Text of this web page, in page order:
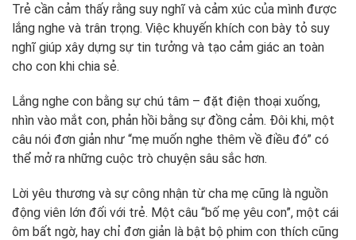
Trẻ cần cảm thấy rằng suy nghĩ và cảm xúc của mình được
lắng nghe và trân trọng. Việc khuyến khích con bày tỏ suy
nghĩ giúp xây dựng sự tin tưởng và tạo cảm giác an toàn
cho con khi chia sẻ.
Lắng nghe con bằng sự chú tâm – đặt điện thoại xuống,
nhìn vào mắt con, phản hồi bằng sự đồng cảm. Đôi khi, một
câu nói đơn giản như “mẹ muốn nghe thêm về điều đó” có
thể mở ra những cuộc trò chuyện sâu sắc hơn.
Lời yêu thương và sự công nhận từ cha mẹ cũng là nguồn
động viên lớn đối với trẻ. Một câu “bố mẹ yêu con”, một cái
ôm bất ngờ, hay chỉ đơn giản là bật bộ phim con thích cũng